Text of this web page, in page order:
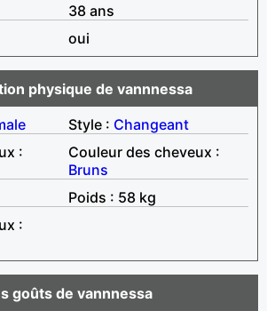
38 ans
oui
physique de vannnessa
Style : Changeant
:
Couleur des cheveux :
Bruns
Poids : 58 kg
:
goûts de vannnessa